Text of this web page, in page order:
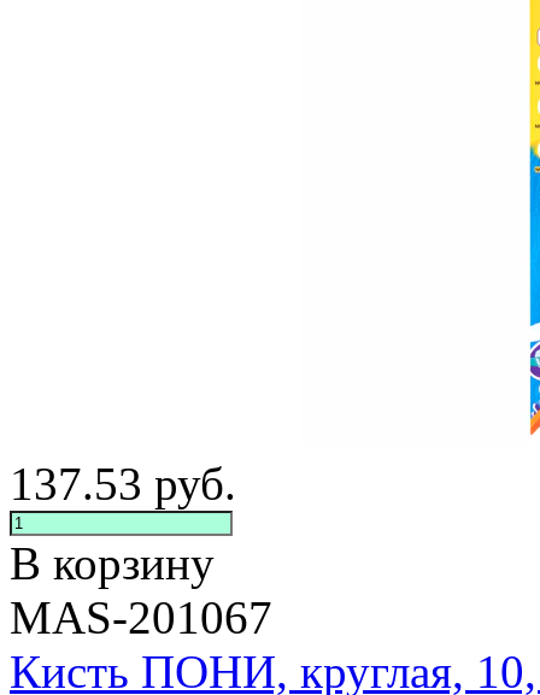
137.53 руб.
В корзину
MAS-201067
Кисть ПОНИ, круглая,